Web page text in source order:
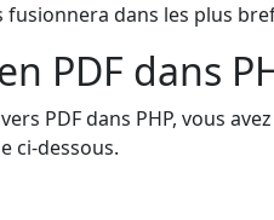
fusionnera dans les plus
PDF dans
PDF dans PHP, vous
ci-dessous.